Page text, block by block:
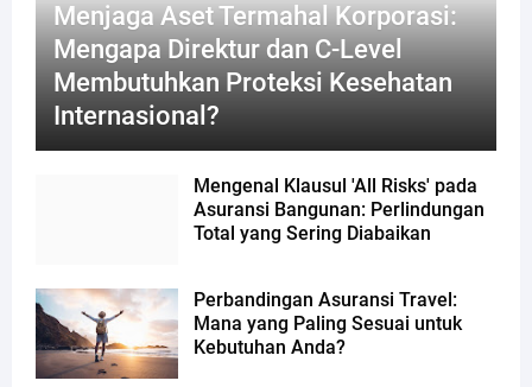
Menjaga Aset Termahal Korporasi:
Mengapa Direktur dan C-Level
Membutuhkan Proteksi Kesehatan
Internasional?
Mengenal Klausul 'All Risks' pada
Asuransi Bangunan: Perlindungan
Total yang Sering Diabaikan
Perbandingan Asuransi Travel:
Mana yang Paling Sesuai untuk
Kebutuhan Anda?